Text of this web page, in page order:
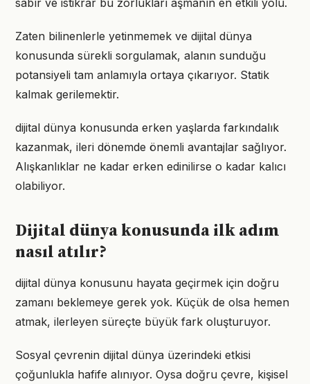
sabır ve istikrar bu zorlukları aşmanın en etkili yolu.
Zaten bilinenlerle yetinmemek ve dijital dünya
konusunda sürekli sorgulamak, alanın sunduğu
potansiyeli tam anlamıyla ortaya çıkarıyor. Statik
kalmak gerilemektir.
dijital dünya konusunda erken yaşlarda farkındalık
kazanmak, ileri dönemde önemli avantajlar sağlıyor.
Alışkanlıklar ne kadar erken edinilirse o kadar kalıcı
olabiliyor.
Dijital dünya konusunda ilk adım
nasıl atılır?
dijital dünya konusunu hayata geçirmek için doğru
zamanı beklemeye gerek yok. Küçük de olsa hemen
atmak, ilerleyen süreçte büyük fark oluşturuyor.
Sosyal çevrenin dijital dünya üzerindeki etkisi
çoğunlukla hafife alınıyor. Oysa doğru çevre, kişisel